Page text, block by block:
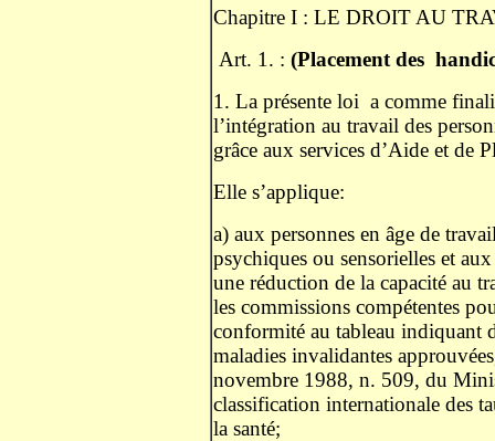
Chapitre I : LE DROIT AU
Art. 1. : (Placement des
1. La présente loi a comme
l’intégration au travail des
grâce aux services d’Aide et de
Elle s’applique:
a) aux personnes en âge de
psychiques ou sensorielles et
une réduction de la capacité au
les commissions compétentes
conformité au tableau indiquant
maladies invalidantes
novembre 1988, n. 509, du
classification internationale des
la santé;